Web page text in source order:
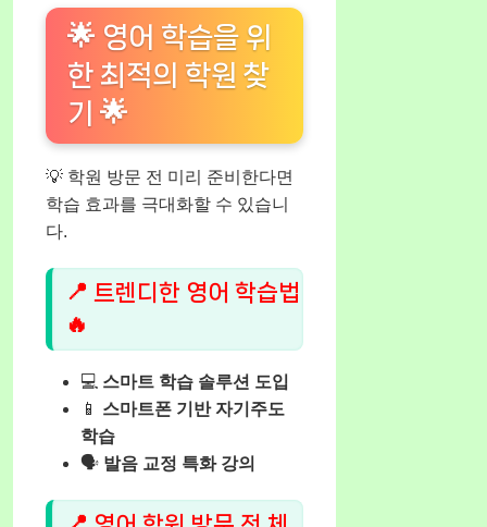
🌟 영어 학습을 위
한 최적의 학원 찾
기 🌟
💡 학원 방문 전 미리 준비한다면
학습 효과를 극대화할 수 있습니
다.
📍 트렌디한 영어 학습법
🔥
💻 스마트 학습 솔루션 도입
📱 스마트폰 기반 자기주도
학습
🗣️ 발음 교정 특화 강의